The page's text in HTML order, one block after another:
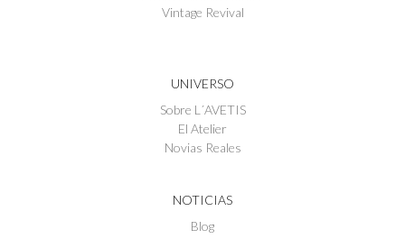
Vintage Revival
UNIVERSO
Sobre L´AVETIS
El Atelier
Novias Reales
NOTICIAS
Blog